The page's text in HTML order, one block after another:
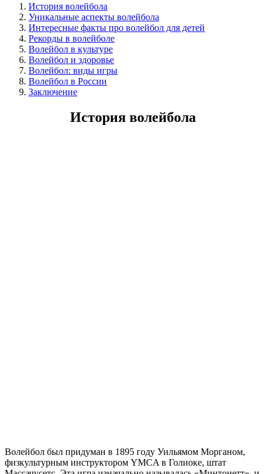
История волейбола
Уникальные аспекты волейбола
Интересные факты про волейбол для детей
Рекорды в волейболе
Волейбол в культуре
Волейбол и здоровье
Волейбол: виды игры
Волейбол в России
Заключение
История волейбола
Волейбол был придуман в 1895 году Уильямом Морганом,
физкультурным инструктором YMCA в Голиоке, штат